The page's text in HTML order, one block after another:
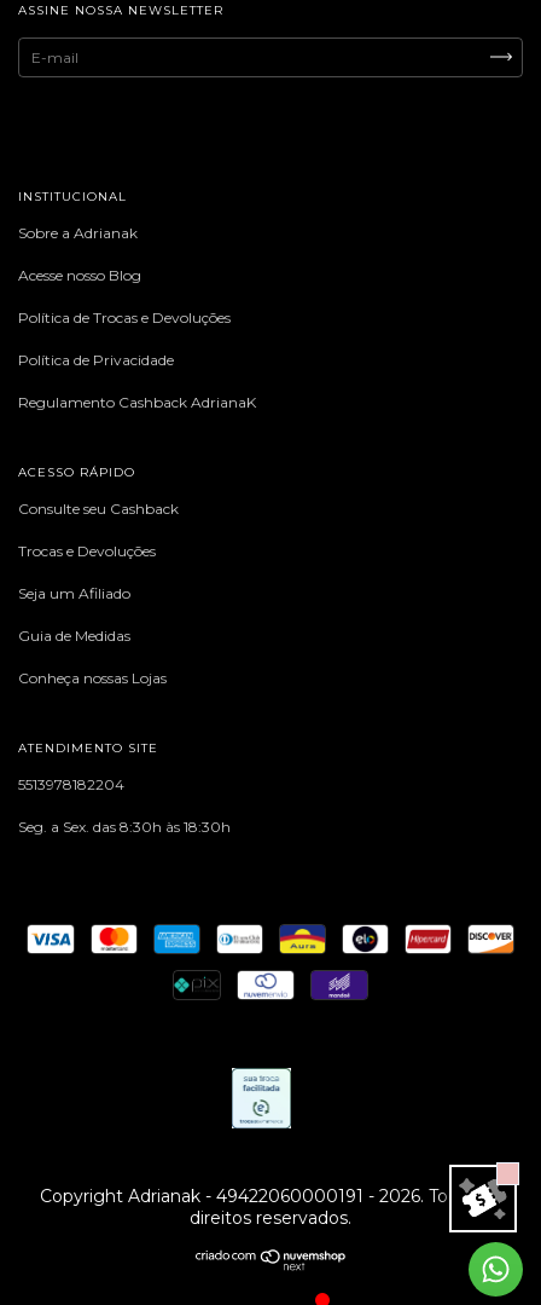
ASSINE NOSSA NEWSLETTER
INSTITUCIONAL
Sobre a Adrianak
Acesse nosso Blog
Política de Trocas e Devoluções
Política de Privacidade
Regulamento Cashback AdrianaK
ACESSO RÁPIDO
Consulte seu Cashback
Trocas e Devoluções
Seja um Afiliado
Guia de Medidas
Conheça nossas Lojas
ATENDIMENTO SITE
5513978182204
Seg. a Sex. das 8:30h às 18:30h
Copyright Adrianak - 49422060000191 - 2026. Todos os
direitos reservados.